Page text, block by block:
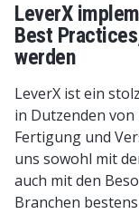
LeverX
Best
werden
LeverX ist ein
in Dutzenden
Fertigung und
uns sowohl mit
auch mit den
Branchen